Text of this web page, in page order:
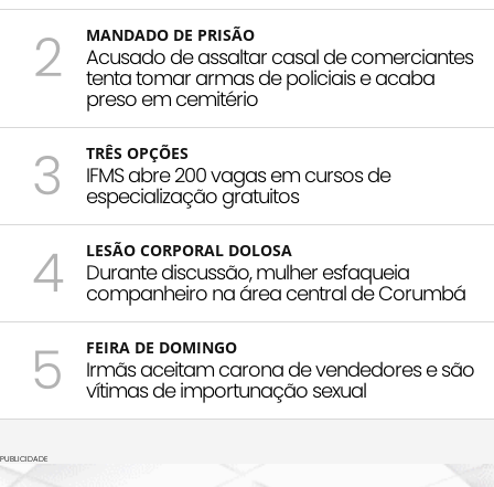
2 MANDADO DE PRISÃO
Acusado de assaltar casal de comerciantes
tenta tomar armas de policiais e acaba
preso em cemitério
3 TRÊS OPÇÕES
IFMS abre 200 vagas em cursos de
especialização gratuitos
4 LESÃO CORPORAL DOLOSA
Durante discussão, mulher esfaqueia
companheiro na área central de Corumbá
5 FEIRA DE DOMINGO
Irmãs aceitam carona de vendedores e são
vítimas de importunação sexual
PUBLICIDADE